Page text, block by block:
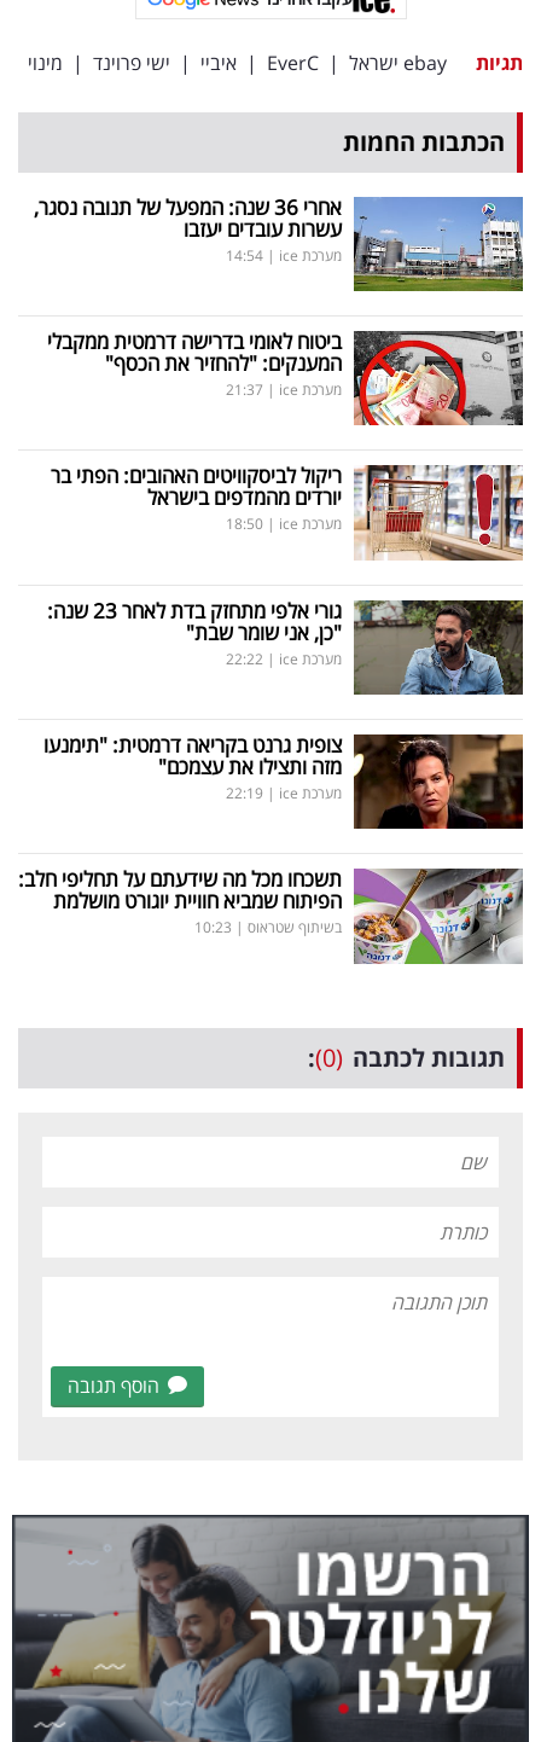
תגיות ebay ישראל |
EverC
| איביי | ישי פרוינד | מינוי
הכתבות החמות
אחרי 36 שנה: המפעל של תנובה נסגר,
עשרות עובדים יעזבו
מערכת ice |
14:54
ביטוח לאומי בדרישה דרמטית ממקבלי
המענקים: "להחזיר את הכסף"
מערכת ice |
21:37
ריקול לביסקוויטים האהובים: הפתי בר
יורדים מהמדפים בישראל
מערכת ice |
18:50
גורי אלפי מתחזק בדת לאחר 23 שנה:
"כן, אני שומר שבת"
מערכת ice |
22:22
צופית גרנט בקריאה דרמטית: "תימנעו
מזה ותצילו את עצמכם"
מערכת ice |
22:19
תשכחו מכל מה שידעתם על תחליפי חלב:
הפיתוח שמביא חוויית יוגורט מושלמת
בשיתוף שטראוס |
10:23
תגובות לכתבה (0)
:
הוסף תגובה